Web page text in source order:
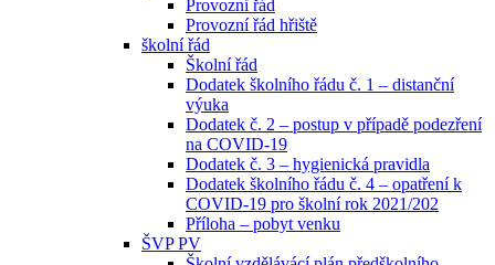
Provozní řád
Provozní řád hřiště
školní řád
Školní řád
Dodatek školního řádu č. 1 – distanční
výuka
Dodatek č. 2 – postup v případě podezření
na COVID-19
Dodatek č. 3 – hygienická pravidla
Dodatek školního řádu č. 4 – opatření k
COVID-19 pro školní rok 2021/202
Příloha – pobyt venku
ŠVP PV